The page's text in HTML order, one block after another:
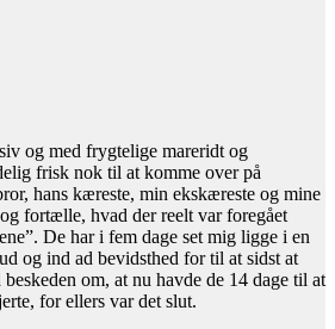
og med frygtelige mareridt og
frisk nok til at komme over på
hans kæreste, min ekskæreste og mine
fortælle, hvad der reelt var foregået
De har i fem dage set mig ligge i en
og ind ad bevidsthed for til at sidst at
om, at nu havde de 14 dage til at
for ellers var det slut.